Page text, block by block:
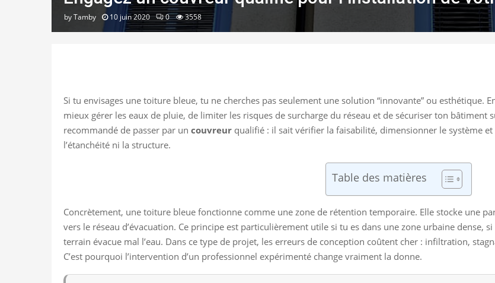
byTamby 10 juin 2020 0 3558
Si tu envisages une toiture bleue, tu ne cherches pas seulement une solution “innovante” ou esthétique.
mieux gérer les eaux de pluie, de limiter les risques de surcharge du réseau et de sécuriser ton bâtiment
recommandé de passer par un couvreur qualifié : il sait vérifier la faisabilité, dimensionner le système
l’étanchéité ni la structure.
Table des matières
Concrètement, une toiture bleue fonctionne comme une zone de rétention temporaire. Elle stocke une
vers le réseau d’évacuation. Ce principe est particulièrement utile si tu es dans une zone urbaine dense,
terrain évacue mal l’eau. Dans ce type de projet, les erreurs de conception coûtent cher : infiltration,
C’est pourquoi l’intervention d’un professionnel expérimenté change vraiment la donne.